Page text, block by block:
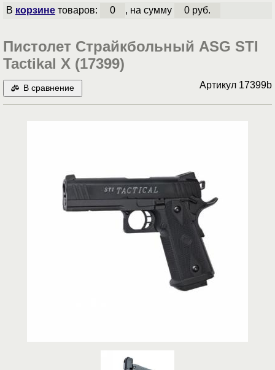
В корзинетоваров: 0 , на сумму 0 руб.
Пистолет Страйкбольный ASG STI
Tactikal X (17399)
В сравнение Артикул 17399b